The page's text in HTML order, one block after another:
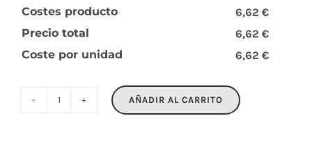
Costes producto
6,62 €
Precio total
6,62 €
Coste por unidad
6,62 €
POWERBAMC
AÑADIR AL CARRITO